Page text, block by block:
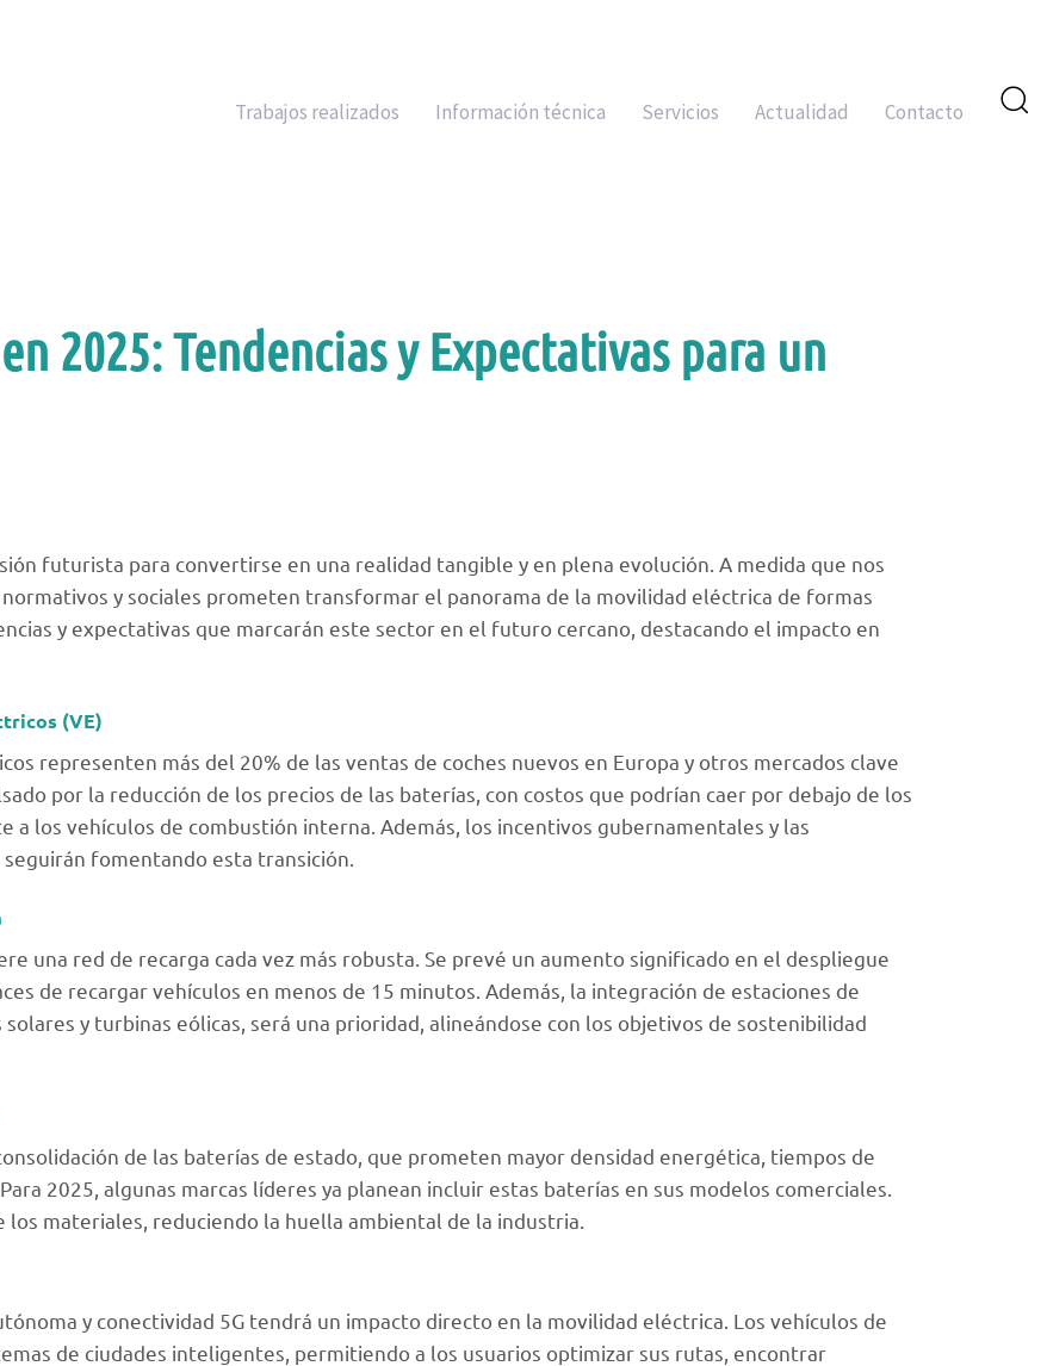
Trabajos realizados Información técnica Servicios Actualidad Contacto
2025: Tendencias y Expectativas para un
futurista para convertirse en una realidad tangible y en plena evolución. A medida que nos
y sociales prometen transformar el panorama de la movilidad eléctrica de formas
y expectativas que marcarán este sector en el futuro cercano, destacando el impacto en
(VE)
representen más del 20% de las ventas de coches nuevos en Europa y otros mercados clave
por la reducción de los precios de las baterías, con costos que podrían caer por debajo de los
los vehículos de combustión interna. Además, los incentivos gubernamentales y las
fomentando esta transición.
una red de recarga cada vez más robusta. Se prevé un aumento significado en el despliegue
de recargar vehículos en menos de 15 minutos. Además, la integración de estaciones de
y turbinas eólicas, será una prioridad, alineándose con los objetivos de sostenibilidad
de las baterías de estado, que prometen mayor densidad energética, tiempos de
2025, algunas marcas líderes ya planean incluir estas baterías en sus modelos comerciales.
materiales, reduciendo la huella ambiental de la industria.
y conectividad 5G tendrá un impacto directo en la movilidad eléctrica. Los vehículos de
de ciudades inteligentes, permitiendo a los usuarios optimizar sus rutas, encontrar